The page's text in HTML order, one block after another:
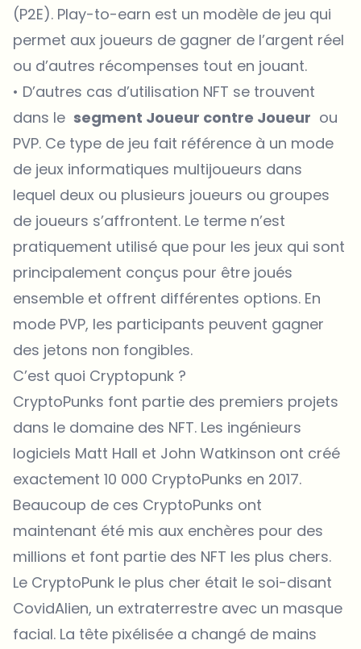
(P2E). Play-to-earn est un modèle de jeu qui
permet aux joueurs de gagner de l’argent réel
ou d’autres récompenses tout en jouant.
• D’autres cas d’utilisation NFT se trouvent
dans le segment Joueur contre Joueur ou
PVP. Ce type de jeu fait référence à un mode
de jeux informatiques multijoueurs dans
lequel deux ou plusieurs joueurs ou groupes
de joueurs s’affrontent. Le terme n’est
pratiquement utilisé que pour les jeux qui sont
principalement conçus pour être joués
ensemble et offrent différentes options. En
mode PVP, les participants peuvent gagner
des jetons non fongibles.
C’est quoi Cryptopunk ?
CryptoPunks font partie des premiers projets
dans le domaine des NFT. Les ingénieurs
logiciels Matt Hall et John Watkinson ont créé
exactement 10 000 CryptoPunks en 2017.
Beaucoup de ces CryptoPunks ont
maintenant été mis aux enchères pour des
millions et font partie des NFT les plus chers.
Le CryptoPunk le plus cher était le soi-disant
CovidAlien, un extraterrestre avec un masque
facial. La tête pixélisée a changé de mains